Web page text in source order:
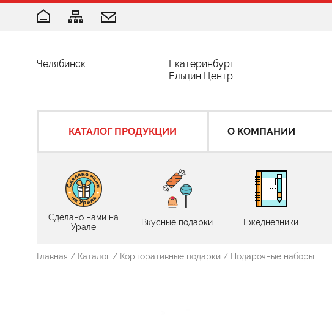
Челябинск
Екатеринбург:
Ельцин Центр
КАТАЛОГ ПРОДУКЦИИ О КОМПАНИИ
Сделано нами на
Урале
Вкусные подарки Ежедневники
Главная / Каталог / Корпоративные подарки / Подарочные наборы